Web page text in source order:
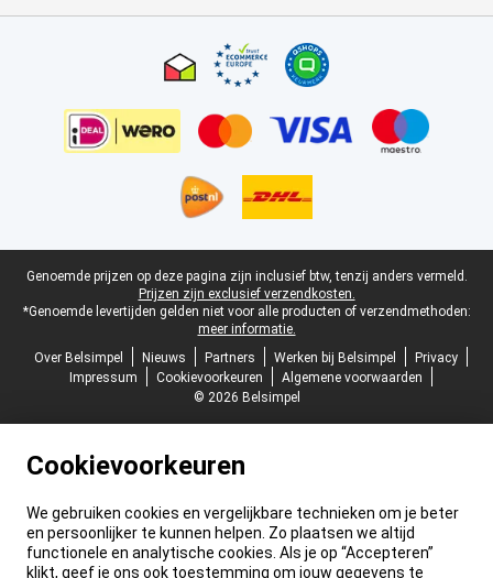
Juridische voettekst
Genoemde prijzen op deze pagina zijn inclusief btw, tenzij anders vermeld.
Prijzen zijn exclusief verzendkosten.
*Genoemde levertijden gelden niet voor alle producten of verzendmethoden:
meer informatie.
Over Belsimpel
Nieuws Partners Werken bij Belsimpel
Privacy
Impressum
Cookievoorkeuren
Algemene voorwaarden
© 2026 Belsimpel
Cookievoorkeuren
We gebruiken cookies en vergelijkbare technieken om je beter
en persoonlijker te kunnen helpen. Zo plaatsen we altijd
functionele en analytische cookies. Als je op “Accepteren”
klikt, geef je ons ook toestemming om jouw gegevens te